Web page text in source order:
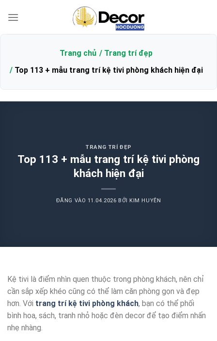
qua
Trang chủ
Trang trí đẹp
Top 113 + mẫu trang trí kệ tivi phòng khách hiện đại
TRANG TRÍ ĐẸP
Top 113 + mẫu trang trí kệ tivi phòng
khách hiện đại
ĐĂNG VÀO 11.04.2026 BỞI KIM HUYÊN
Kệ tivi là điểm nhìn quen thuộc trong phòng khách, nên chỉ
cần sắp xếp khéo cũng có thể làm căn phòng gọn và đẹp
hơn. Với trang trí kệ tivi phòng khách, bạn có thể phối
bình hoa, sách, tranh nhỏ hoặc đèn decor để tạo điểm nhấn
nhẹ nhàng.